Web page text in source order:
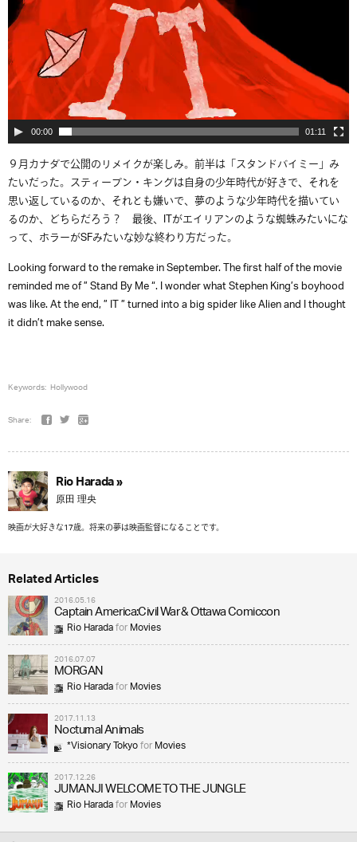
00:00 01:11
９月カナダで公開のリメイクが楽しみ。前半は「スタンドバイミー」み
たいだった。スティーブン・キングは自身の少年時代が好きで、それを
思い返しているのか、それとも嫌いで、夢のような少年時代を描いてい
るのか、どちらだろう？ 最後、ITがエイリアンのような蜘蛛みたいにな
って、ホラーがSFみたいな妙な終わり方だった。
Looking forward to the remake in September. The first half of the movie
reminded me of ” Stand By Me “. I wonder what Stephen King’s boyhood
was like. At the end, ” IT ” turned into a big spider like Alien and I thought
it didn’t make sense.
Keywords: Hollywood
Share:
Rio Harada »
原田 理央
映画が大好きな17歳。将来の夢は映画監督になることです。
Related Articles
2016.05.16
Captain America:Civil War & Ottawa Comiccon
Rio HaradaforMovies
2016.07.07
MORGAN
Rio HaradaforMovies
2017.11.13
Nocturnal Animals
*Visionary TokyoforMovies
2017.12.26
JUMANJI WELCOME TO THE JUNGLE
Rio HaradaforMovies